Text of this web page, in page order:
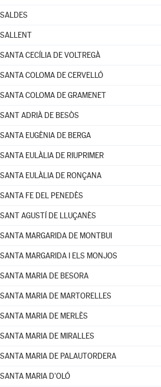
SALDES
SALLENT
SANTA CECÍLIA DE VOLTREGÀ
SANTA COLOMA DE CERVELLÓ
SANTA COLOMA DE GRAMENET
SANT ADRIÀ DE BESÒS
SANTA EUGÈNIA DE BERGA
SANTA EULÀLIA DE RIUPRIMER
SANTA EULÀLIA DE RONÇANA
SANTA FE DEL PENEDÈS
SANT AGUSTÍ DE LLUÇANÈS
SANTA MARGARIDA DE MONTBUI
SANTA MARGARIDA I ELS MONJOS
SANTA MARIA DE BESORA
SANTA MARIA DE MARTORELLES
SANTA MARIA DE MERLÈS
SANTA MARIA DE MIRALLES
SANTA MARIA DE PALAUTORDERA
SANTA MARIA D'OLÓ